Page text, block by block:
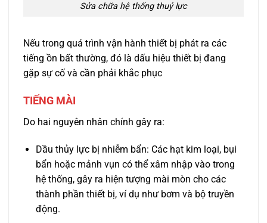
Sửa chữa hệ thống thuỷ lực
Nếu trong quá trình vận hành thiết bị phát ra các
tiếng ồn bất thường, đó là dấu hiệu thiết bị đang
gặp sự cố và cần phải khắc phục
TIẾNG MÀI
Do hai nguyên nhân chính gây ra:
Dầu thủy lực bị nhiễm bẩn: Các hạt kim loại, bụi
bẩn hoặc mảnh vụn có thể xâm nhập vào trong
hệ thống, gây ra hiện tượng mài mòn cho các
thành phần thiết bị, ví dụ như bơm và bộ truyền
động.